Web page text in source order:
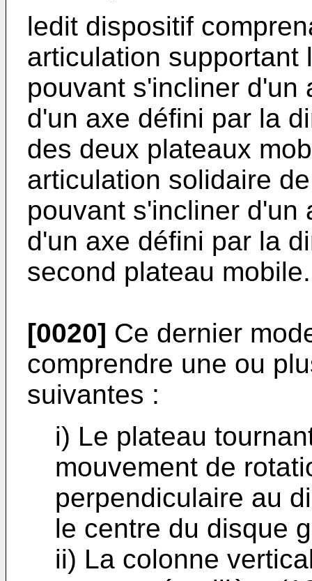
ledit dispositif
articulation supportant
pouvant s'incliner d'un
d'un axe défini par la
des deux plateaux
articulation solidaire
pouvant s'incliner d'un
d'un axe défini par la
second plateau mobile.
[0020] Ce dernier
comprendre une ou
suivantes :
i) Le plateau
mouvement de
perpendiculaire au
le centre du disque
ii) La colonne